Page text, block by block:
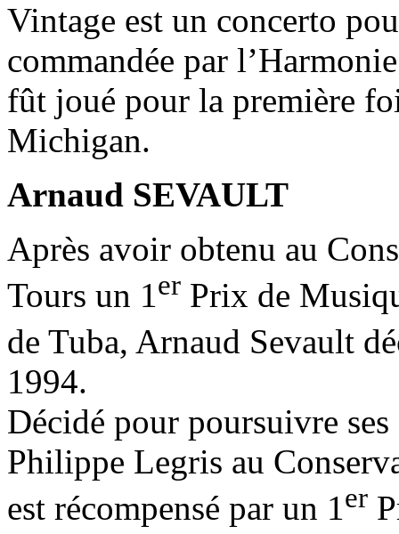
Vintage est un concerto
commandée par
fût joué pour la première
Michigan.
Arnaud SEVAULT
Après avoir obtenu au
Tours un 1er Prix de
de Tuba, Arnaud Sevault
1994.
Décidé pour poursuivre
Philippe Legris au
est récompensé par un 1er